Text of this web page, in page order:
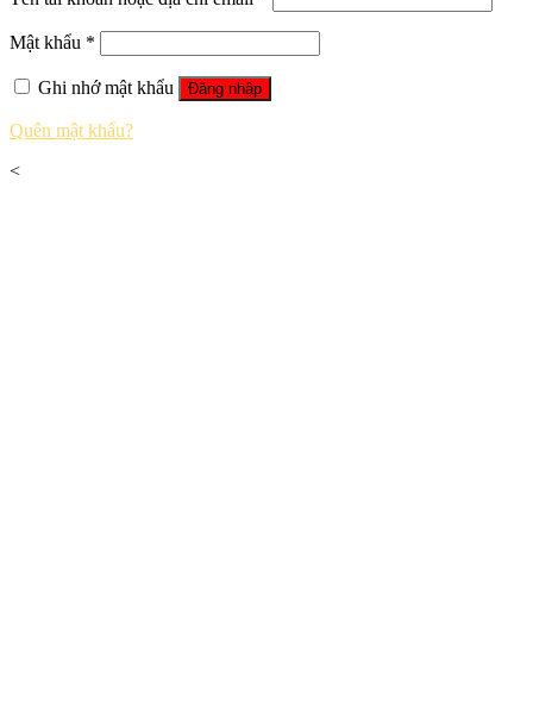
Mật khẩu *
Ghi nhớ mật khẩu Đăng nhập
Quên mật khẩu?
<